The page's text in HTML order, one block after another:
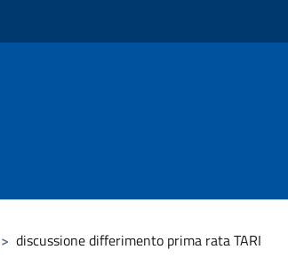
> discussione differimento prima rata TARI